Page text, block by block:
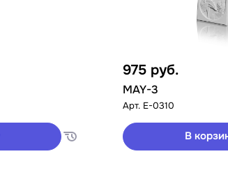
975 руб.
MAY-3
Арт. E-0310
В